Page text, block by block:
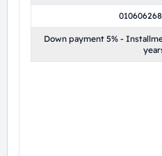
Down payment 5% -